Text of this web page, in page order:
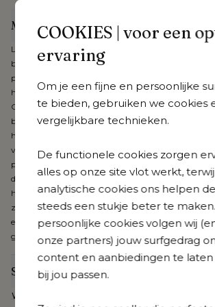
COOKIES | voor een
ervaring
Om je een fijne en persoonlijke
te bieden, gebruiken we cookies
vergelijkbare technieken.
De functionele cookies zorgen
alles op onze site vlot werkt,
analytische cookies ons helpen
steeds een stukje beter te
persoonlijke cookies volgen wij
onze partners) jouw surfgedrag
content en aanbiedingen te laten
bij jou passen.
Meer informatie
Laat het stijlvolle, zachte design van de Orso
buitenomgeving. Combineer
prachtige, weerbestendige rope voor een
hoogste niveau. De kussens zijn uniek en uiterst
Cosytica-stof. Verbind interieur met exterieur en
buitenmomenten aan je poolhouse, onder je patio of
heeft een speciaal ontwikkelde coating en is
vuilafstotend en vlekbestendig. Dankzij de diepe
polypropyleen vezel is de stof slijt- en kleurvast.
dubbele laag sneldrogend schuim met open
het comfortabelste loungegevoel ooit. Alle kussens
zijn machinewasbaar. Cosytica is verkrijgbaar in
en patronen, ook beschikbaar voor je poef,
geniet je van 3 jaar garantie.
Specificaties
Webartikelnummer